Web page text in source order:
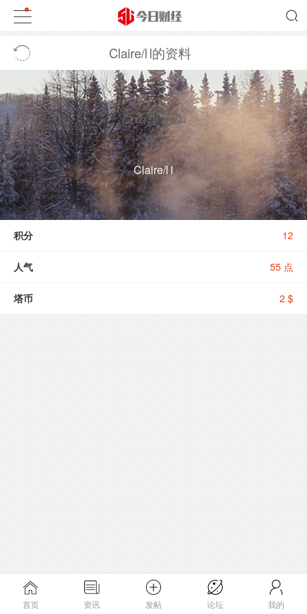
Claire/l l的资料
点击重新加
载
Claire/l l
12
积分
55 点
人气
2 $
塔币
首页 资讯 发帖 论坛 我的